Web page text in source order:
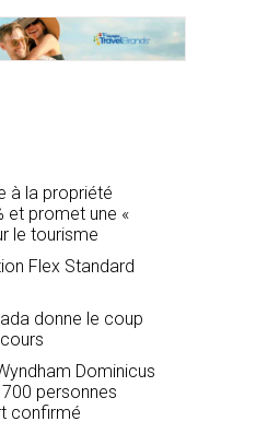
à la propriété
et promet une «
le tourisme
Flex Standard
donne le coup
Dominicus
personnes
confirmé